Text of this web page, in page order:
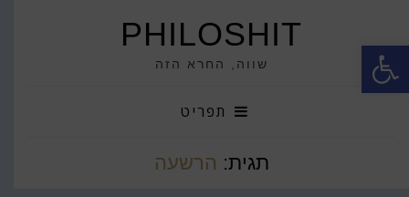
פתח סרגל נגישות PHILOSHIT
שווה, החרא הזה
תפריט
תגית: הרשעה